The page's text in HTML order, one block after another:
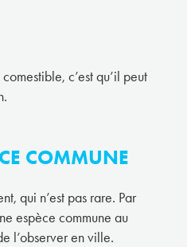
c’est qu’il peut
COMMUNE
qui n’est pas rare. Par
espèce commune au
l’observer en ville.